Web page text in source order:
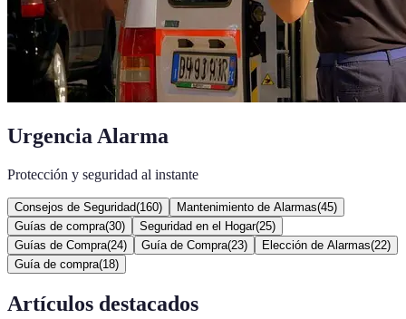
Urgencia Alarma
Protección y seguridad al instante
Consejos de Seguridad(160) Mantenimiento de Alarmas(45)
Guías de compra(30) Seguridad en el Hogar(25)
Guías de Compra(24) Guía de Compra(23) Elección de Alarmas(22)
Guía de compra(18)
Artículos destacados